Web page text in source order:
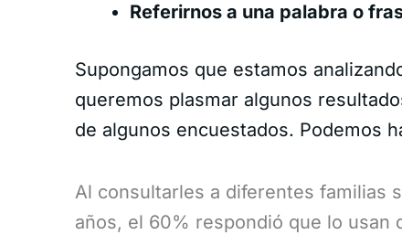
Referirnos a una palabra o
Supongamos que estamos
queremos plasmar algunos
de algunos encuestados. Podemos
Al consultarles a diferentes familias
años, el 60% respondió que lo usan